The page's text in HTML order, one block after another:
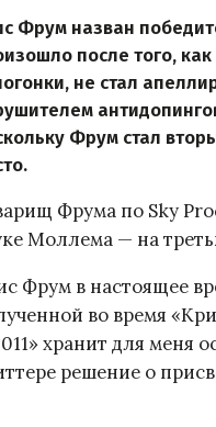
Фрум назван
после того,
не стал
Фрум стал
Фрума по Sky
Моллема — на
Фрум в настоящее
во время
хранит для меня
решение о